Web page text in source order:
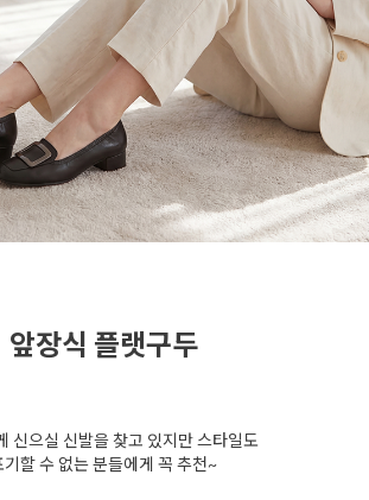
앞장식 플랫구두
신으실 신발을 찾고 있지만 스타일도
기할 수 없는 분들에게 꼭 추천~